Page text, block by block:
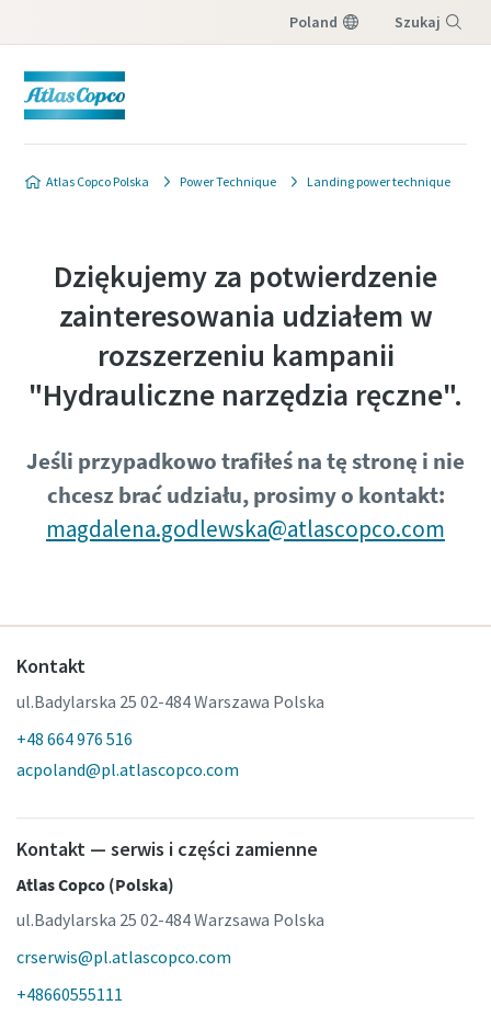
Poland Szukaj
Atlas Copco Polska Power Technique Landing power technique
Dziękujemy za potwierdzenie
zainteresowania udziałem w
rozszerzeniu kampanii
"Hydrauliczne narzędzia ręczne".
Jeśli przypadkowo trafiłeś na tę stronę i nie
chcesz brać udziału, prosimy o kontakt:
magdalena.godlewska@atlascopco.com
Kontakt
ul.Badylarska 25 02-484 Warszawa Polska
+48 664 976 516
acpoland@pl.atlascopco.com
Kontakt — serwis i części zamienne
Atlas Copco (Polska)
ul.Badylarska 25 02-484 Warzsawa Polska
crserwis@pl.atlascopco.com
+48660555111